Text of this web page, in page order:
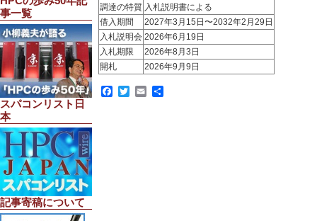
事一覧
スパコンリスト日
本
記事寄稿について
調達の特質 入札説明書による
借入期間
2027年3月15日〜2032年2月29日
入札説明会 2026年6月19日
入札期限
2026年8月3日
開札
2026年9月9日
Facebook
TwitterEmail
共